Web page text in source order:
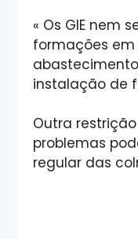
« Os GIE nem
formações em
instalação de
Outra
problemas
regular das